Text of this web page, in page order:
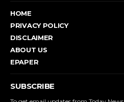
HOME
PRIVACY POLICY
DISCLAIMER
ABOUT US
EPAPER
SUBSCRIBE